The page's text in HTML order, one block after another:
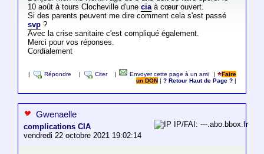
10 août à tours Clocheville d'une ciaà cœur ouvert.
Si des parents peuvent me dire comment cela s'est passé
svp?
Avec la crise sanitaire c'est compliqué également.
Merci pour vos réponses.
Cordialement
Répondre Citer Envoyer cette page à un ami |
Faire
un DON
|? Retour Haut de Page ?
Gwenaelle
complications CIA
vendredi 22 octobre 2021 19:02:14
IP/FAI: ---.abo.bbox.fr